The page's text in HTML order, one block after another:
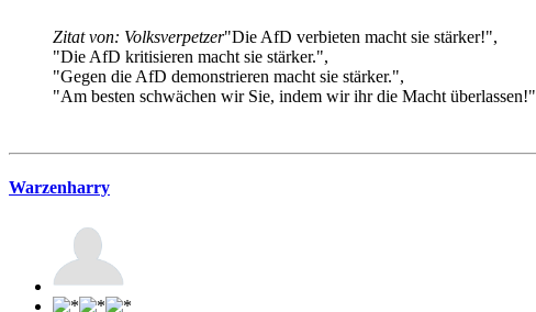
Zitat von: Volksverpetzer"Die AfD verbieten macht sie stärker!",
"Die AfD kritisieren macht sie stärker.",
"Gegen die AfD demonstrieren macht sie stärker.",
"Am besten schwächen wir Sie, indem wir ihr die Macht überlassen!"
Warzenharry